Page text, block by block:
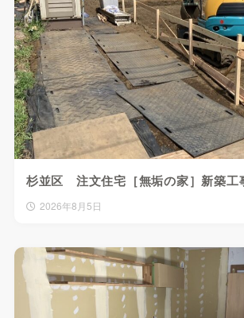
杉並区 注文住宅［無垢の家］新築
2026年8月5日